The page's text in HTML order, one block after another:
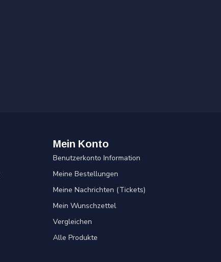
Mein Konto
Benutzerkonto Information
Meine Bestellungen
Meine Nachrichten (Tickets)
Mein Wunschzettel
Vergleichen
Alle Produkte